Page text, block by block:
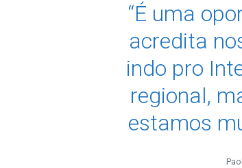
“É uma
acredita
indo pro
regional,
estamos